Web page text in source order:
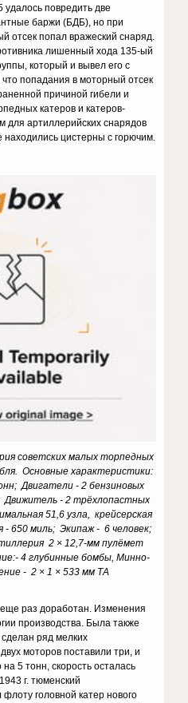
повредить две
баржи (БДБ), но при
отсек попал вражеский снаряд.
лишенный хода 135-ый
который и вывел его с
попадания в моторный отсек
причиной гибели и
катеров и катеров-
для артиллерийских снарядов
находились цистерны с горючим.
советских малых торпедных
Основные характеристики:
Двигатели - 2 бензиновых
- 2 трёхлопастных
51,6 узла, крейсерская
- 650 миль; Экипаж - 6 человек;
2 × 12,7-мм пулёмет
4 глубинные бомбы, Минно-
- 2 × 1 × 533 мм ТА
раз доработан. Изменения
производства. Была также
сделан ряд мелких
моторов поставили три, и
5 тонн, скорость осталась
г. тюменский
головной катер нового